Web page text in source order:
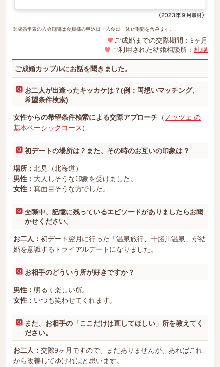
※成婚年表の入会期間は会員様の申込日・入会日・休止期間を含みます。
ご成婚までの交際期間：9ヶ月
ご利用された結婚相談所： 札幌
ご成婚カップルにお話を聞きました。
お二人が出逢ったキッカケは？(例：両想いマッチング、
希望条件検索)
女性からの希望条件検索による交際アプローチ （ ノッツェ.の
基本ベーシックコース ）
初デートの場所は？また、その時のお互いの印象は？
場所： 北見（北海道）
男性： 大人しそうな印象を受けました。
女性： 真面目そうな方でした。
交際中、記憶に残っているエピソードがありましたらお聞
かせください。
お二人： 初デート翌月に行った「温泉旅行、十勝川温泉」が結
婚を意識するトライアルデートになりました。
お相手のどういう所が好きですか？
男性： 明るく楽しい所。
女性： いつも笑わせてくれます。
また、お相手の「ここだけは直してほしい」所を教えてく
ださい。
お二人： 交際9ヶ月ですので、まだありませんが、あればこれ
から改善してゆければと思います。